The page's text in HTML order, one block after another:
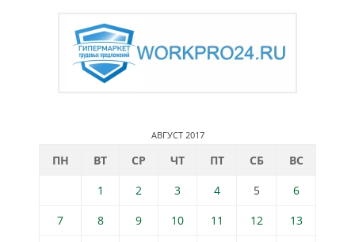
АВГУСТ 2017
ПН ВТ СР ЧТ ПТ СБ
ВС
1
2 3 4 5
6
7
8 9 10 11 12
13